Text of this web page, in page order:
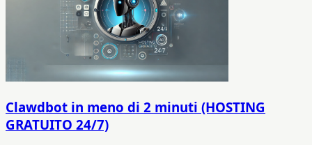
Clawdbot in meno di 2 minuti (HOSTING
GRATUITO 24/7)